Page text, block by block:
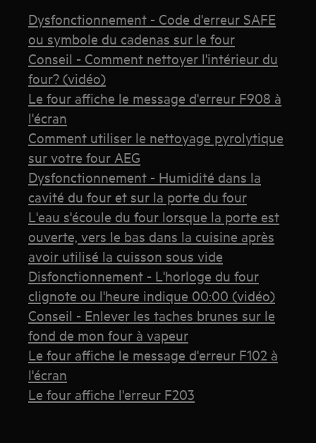
Dysfonctionnement - Code d'erreur SAFE
ou symbole du cadenas sur le four
Conseil - Comment nettoyer l'intérieur du
four? (vidéo)
Le four affiche le message d'erreur F908 à
l'écran
Comment utiliser le nettoyage pyrolytique
sur votre four AEG
Dysfonctionnement - Humidité dans la
cavité du four et sur la porte du four
L'eau s'écoule du four lorsque la porte est
ouverte, vers le bas dans la cuisine après
avoir utilisé la cuisson sous vide
Disfonctionnement - L'horloge du four
clignote ou l'heure indique 00:00 (vidéo)
Conseil - Enlever les taches brunes sur le
fond de mon four à vapeur
Le four affiche le message d'erreur F102 à
l'écran
Le four affiche l'erreur F203